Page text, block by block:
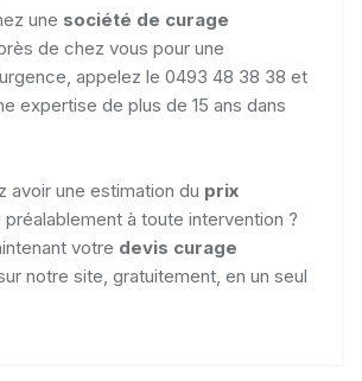
une société de curage
de chez vous pour une
appelez le 0493 48 38 38 et
expertise de plus de 15 ans dans
avoir une estimation du prix
préalablement à toute intervention ?
votre devis curage
notre site, gratuitement, en un seul